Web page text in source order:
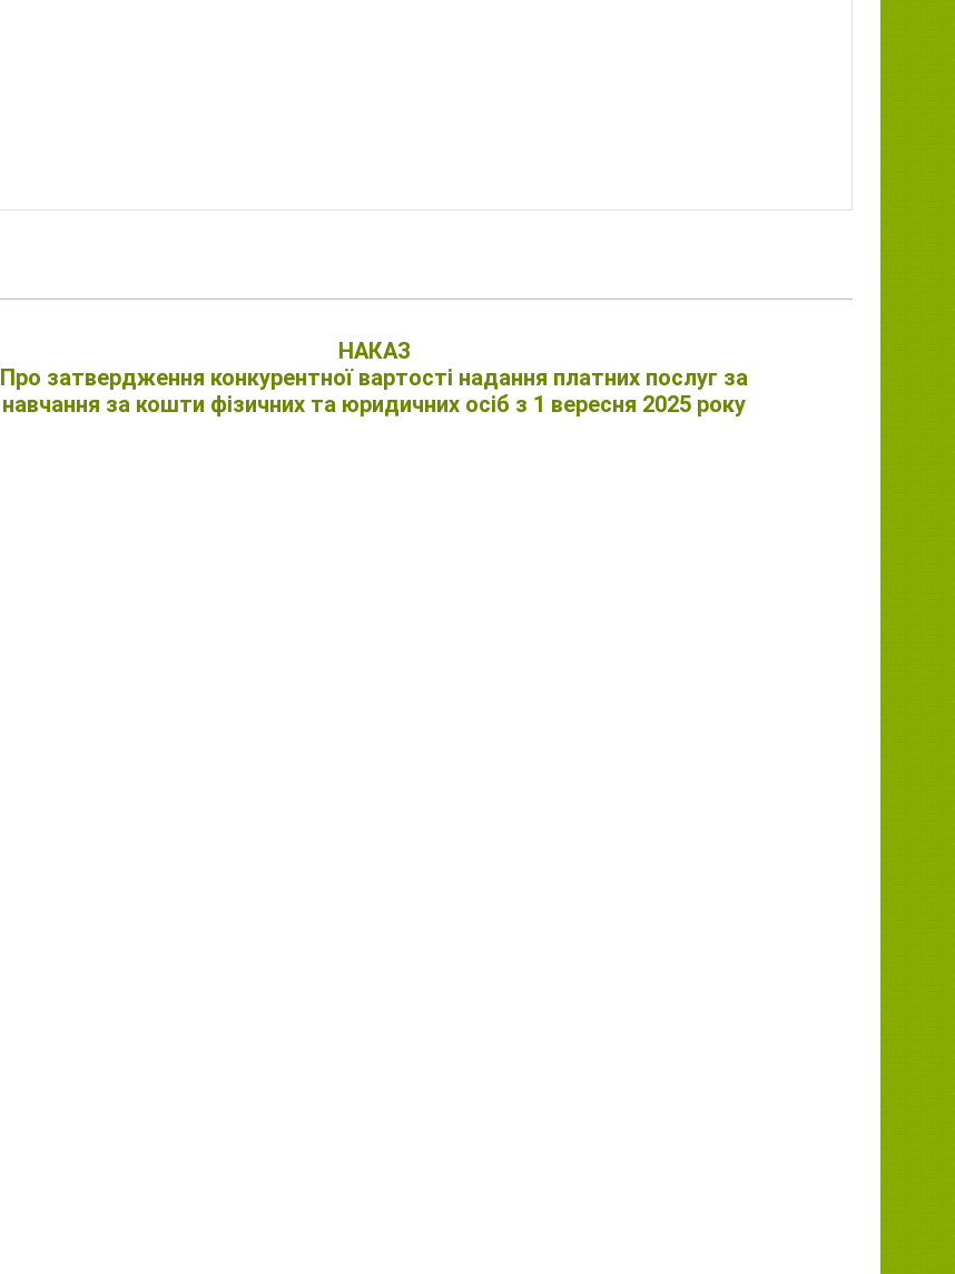
НАКАЗ
Про затвердження конкурентної вартості надання платних послуг за
навчання за кошти фізичних та юридичних осіб з 1 вересня 2025 року